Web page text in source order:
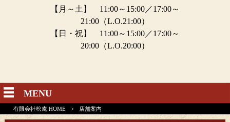
【月～土】 11:00～15:00／17:00～
21:00（L.O.21:00）
【日・祝】 11:00～15:00／17:00～
20:00（L.O.20:00）
MENU
有限会社松庵 HOME > 店舗案内